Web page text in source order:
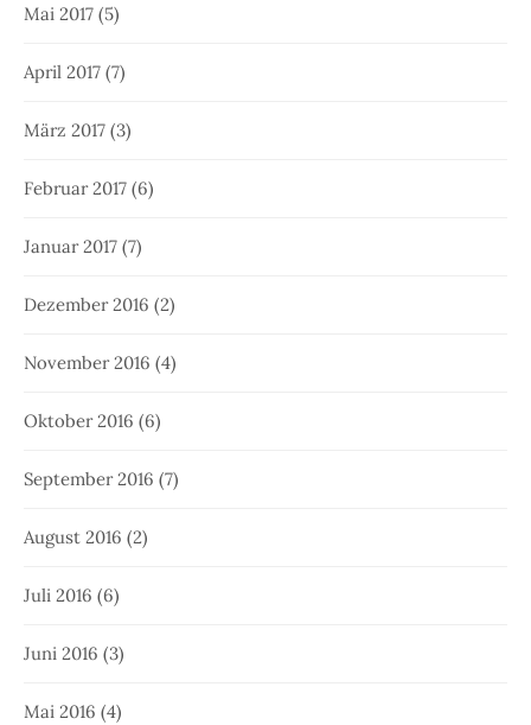
Mai 2017 (5)
April 2017 (7)
März 2017 (3)
Februar 2017 (6)
Januar 2017 (7)
Dezember 2016 (2)
November 2016 (4)
Oktober 2016 (6)
September 2016 (7)
August 2016 (2)
Juli 2016 (6)
Juni 2016 (3)
Mai 2016 (4)